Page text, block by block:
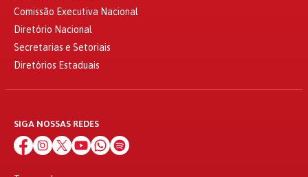
Comissão Executiva Nacional
Diretório Nacional
Secretarias e Setoriais
Diretórios Estaduais
SIGA NOSSAS REDES